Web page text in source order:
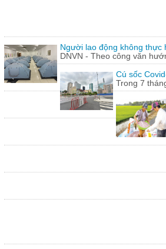
Người lao động không thực
DNVN - Theo công văn
Cú sốc
Trong 7